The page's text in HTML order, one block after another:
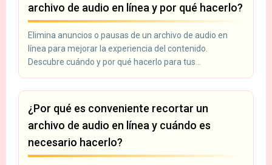
archivo de audio en línea y por qué hacerlo?
Elimina anuncios o pausas de un archivo de audio en
línea para mejorar la experiencia del contenido.
Descubre cuándo y por qué hacerlo para tus
¿Por qué es conveniente recortar un
archivo de audio en línea y cuándo es
necesario hacerlo?